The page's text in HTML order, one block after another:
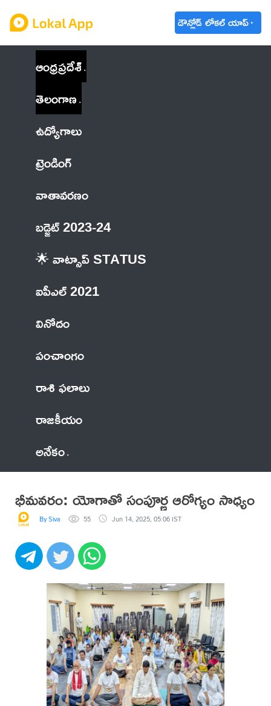
డౌన్లోడ్ లోకల్ యాప్
ఆంధ్రప్రదేశ్
తెలంగాణ
ఉద్యోగాలు
ట్రెండింగ్
వాతావరణం
బడ్జెట్ 2023-24
🌟 వాట్సాప్ STATUS
ఐపీఎల్ 2021
వినోదం
పంచాంగం
రాశి ఫలాలు
రాజకీయం
అనేకం
భీమవరం: యోగాతో సంపూర్ణ ఆరోగ్యం సాధ్యం
By Siva 55 Jun 14, 2025, 05:06 IST